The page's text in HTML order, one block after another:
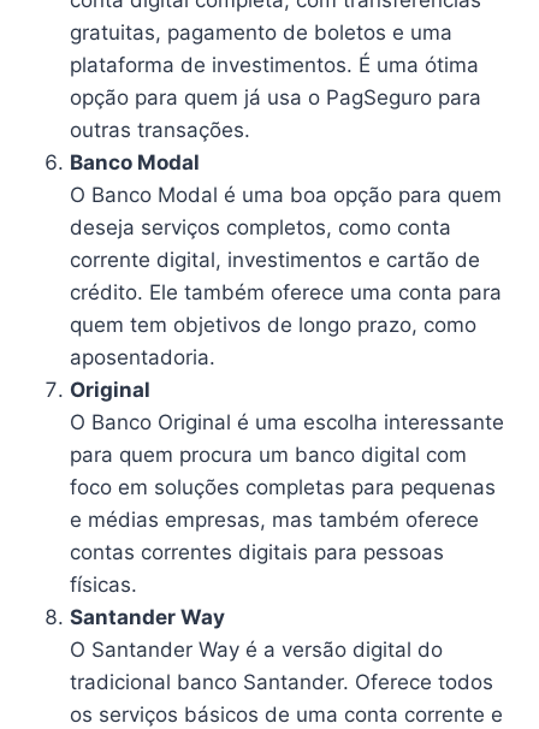
gratuitas, pagamento de boletos e uma
plataforma de investimentos. É uma ótima
opção para quem já usa o PagSeguro para
outras transações.
Banco Modal
O Banco Modal é uma boa opção para quem
deseja serviços completos, como conta
corrente digital, investimentos e cartão de
crédito. Ele também oferece uma conta para
quem tem objetivos de longo prazo, como
aposentadoria.
Original
O Banco Original é uma escolha interessante
para quem procura um banco digital com
foco em soluções completas para pequenas
e médias empresas, mas também oferece
contas correntes digitais para pessoas
físicas.
Santander Way
O Santander Way é a versão digital do
tradicional banco Santander. Oferece todos
os serviços básicos de uma conta corrente e